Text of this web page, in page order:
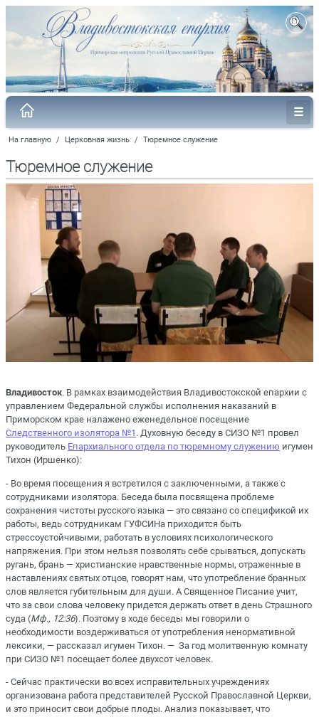
На главную / Церковная жизнь / Тюремное служение
Тюремное служение
Владивосток. В рамках взаимодействия Владивостокской епархии с
управлением Федеральной службы исполнения наказаний в
Приморском крае налажено еженедельное посещение
Следственного изолятора №1 . Духовную беседу в СИЗО №1 провел
руководитель Епархиального отдела по тюремному служению игумен
Тихон (Иршенко):
- Во время посещения я встретился с заключенными, а также с
сотрудниками изолятора. Беседа была посвящена проблеме
сохранения чистоты русского языка ― это связано со спецификой их
работы, ведь сотрудникам ГУФСИНа приходится быть
стрессоустойчивыми, работать в условиях психологического
напряжения. При этом нельзя позволять себе срываться, допускать
ругань, брань ― христианские нравственные нормы, отраженные в
наставлениях святых отцов, говорят нам, что употребление бранных
слов является губительным для души. А Священное Писание учит,
что за свои слова человеку придется держать ответ в день Страшного
суда (Мф., 12:36). Поэтому в ходе беседы мы говорили о
необходимости воздерживаться от употребления ненормативной
лексики, ― рассказал игумен Тихон. ― За год молитвенную комнату
при СИЗО №1 посещает более двухсот человек.
- Сейчас практически во всех исправительных учреждениях
организована работа представителей Русской Православной Церкви,
и это приносит свои добрые плоды. Анализ показывает, что